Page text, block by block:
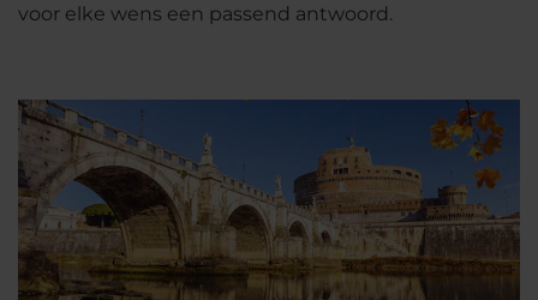
voor elke wens een passend antwoord.